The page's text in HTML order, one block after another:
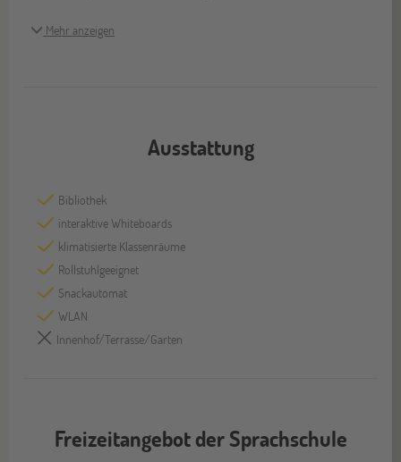
Mehr anzeigen
Ausstattung
Bibliothek
interaktive Whiteboards
klimatisierte Klassenräume
Rollstuhlgeeignet
Snackautomat
WLAN
Innenhof/Terrasse/Garten
Freizeitangebot der Sprachschule